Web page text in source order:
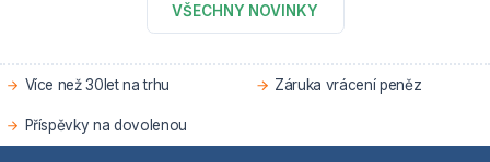
VŠECHNY NOVINKY
Více než 30let na trhu Záruka vrácení peněz
Příspěvky na dovolenou